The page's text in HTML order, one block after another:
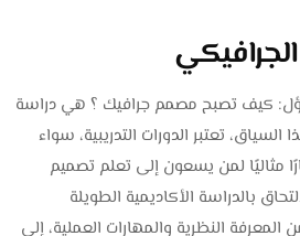
كيف تصبح مصمم جرافيك ؟ هي دراسة
تعتبر الدورات التدريبية، سواء
مثاليًا لمن يسعون إلى تعلم تصميم
بالدراسة الأكاديمية الطويلة
النظرية والمهارات العملية، إلى